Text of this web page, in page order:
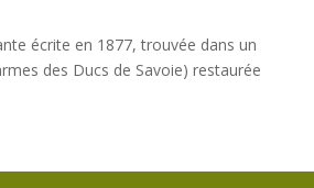
écrite en 1877, trouvée dans un
des Ducs de Savoie) restaurée